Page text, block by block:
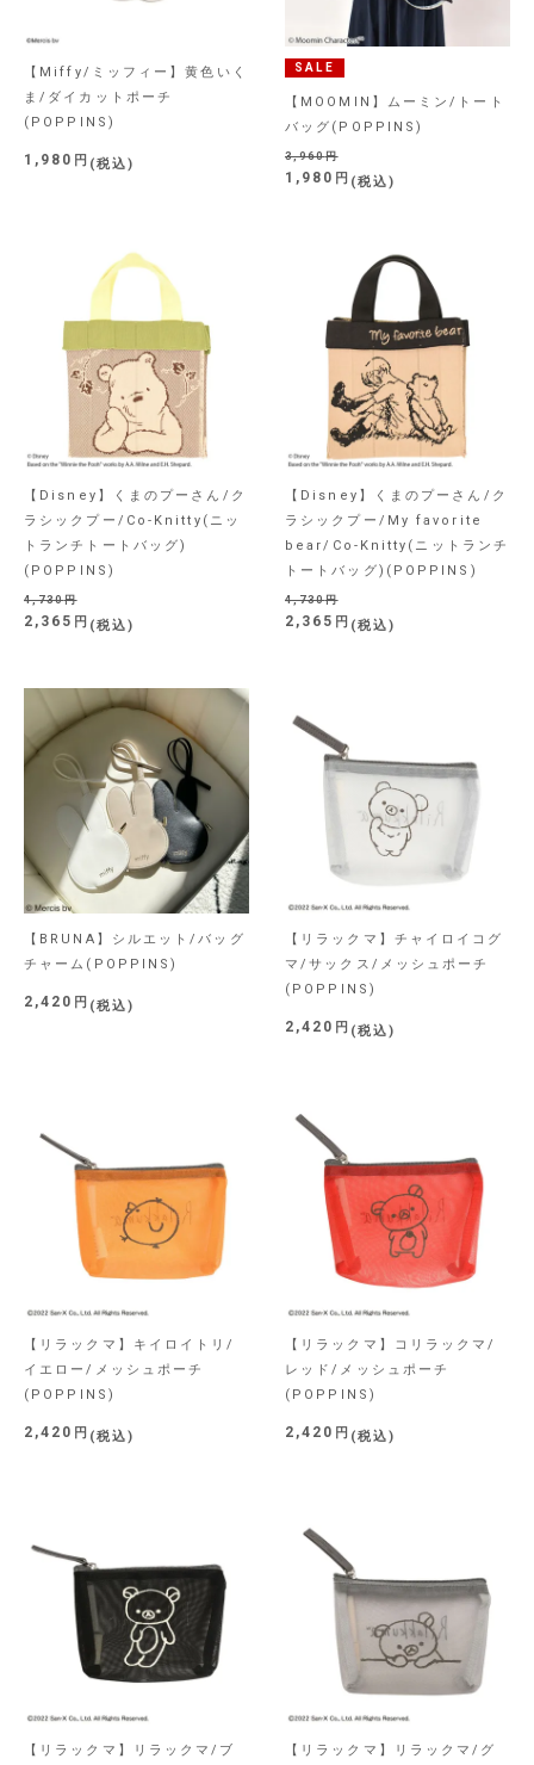
【Miffy/ミッフィー】黄色いく
ま/ダイカットポーチ
(POPPINS)
1,980 税込
SALE
【MOOMIN】ムーミン/トート
バッグ(POPPINS)
3,960
1,980 税込
【Disney】くまのプーさん/ク
ラシックプー/Co-Knitty(ニッ
トランチトートバッグ)
(POPPINS)
4,730
2,365 税込
【Disney】くまのプーさん/ク
ラシックプー/My favorite
bear/Co-Knitty(ニットランチ
トートバッグ)(POPPINS)
4,730
2,365 税込
【BRUNA】シルエット/バッグ
チャーム(POPPINS)
2,420 税込
【リラックマ】チャイロイコグ
マ/サックス/メッシュポーチ
(POPPINS)
2,420 税込
【リラックマ】キイロイトリ/
イエロー/メッシュポーチ
(POPPINS)
2,420 税込
【リラックマ】コリラックマ/
レッド/メッシュポーチ
(POPPINS)
2,420 税込
【リラックマ】リラックマ/ブ 【リラックマ】リラックマ/グ